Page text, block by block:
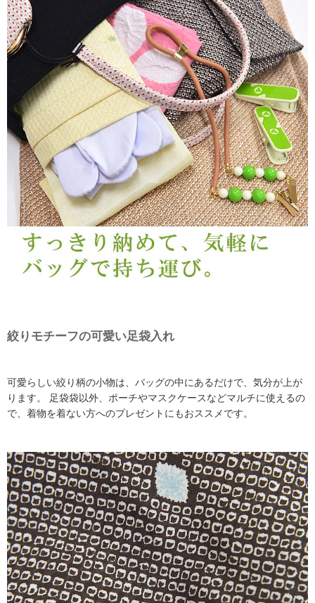
絞りモチーフの可愛い足袋入れ
可愛らしい絞り柄の小物は、バッグの中にあるだけで、気分が上が
ります。 足袋袋以外、ポーチやマスクケースなどマルチに使えるの
で、着物を着ない方へのプレゼントにもおススメです。